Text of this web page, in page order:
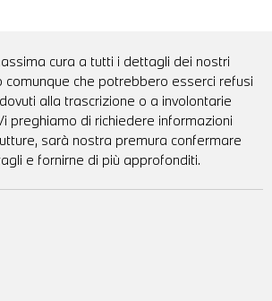
cura a tutti i dettagli dei nostri
comunque che potrebbero esserci refusi
alla trascrizione o a involontarie
preghiamo di richiedere informazioni
sarà nostra premura confermare
e fornirne di più approfonditi.